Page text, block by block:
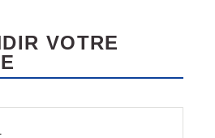
VOTRE